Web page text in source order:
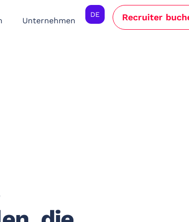
Unternehmen
DE Recruiter